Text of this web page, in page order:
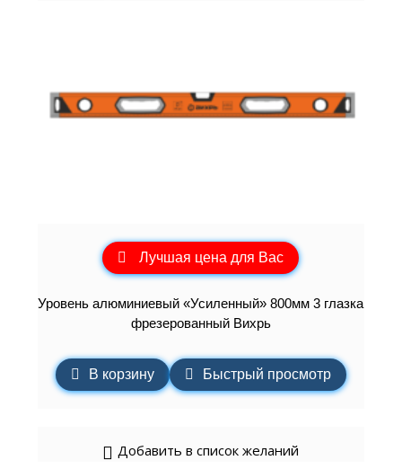
Лучшая цена для Вас
Уровень алюминиевый «Усиленный» 800мм 3 глазка
фрезерованный Вихрь
В корзину Быстрый просмотр
Добавить в список желаний